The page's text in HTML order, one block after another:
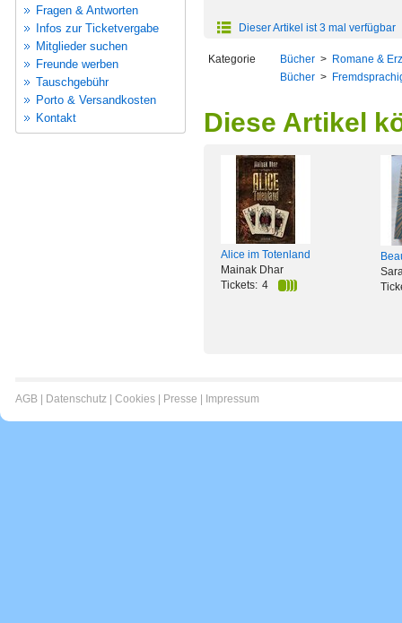
Fragen & Antworten
Infos zur Ticketvergabe
Mitglieder suchen
Freunde werben
Tauschgebühr
Porto & Versandkosten
Kontakt
Dieser Artikel ist 3 mal verfügbar
Kategorie Bücher > Romane &
Bücher >
Diese Artikel
Alice im Totenland
Mainak Dhar
Tickets: 4
AGB Datenschutz Cookies Presse Impressum